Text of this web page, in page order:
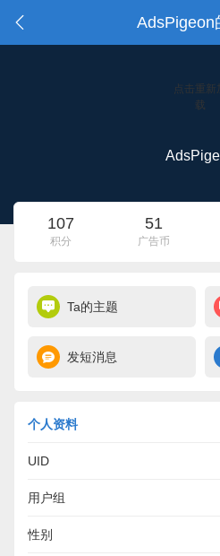
AdsPigeon
点击重新
载
107
积分
51
广告币
Ta的主题
发短消息
个人资料
UID
用户组
性别